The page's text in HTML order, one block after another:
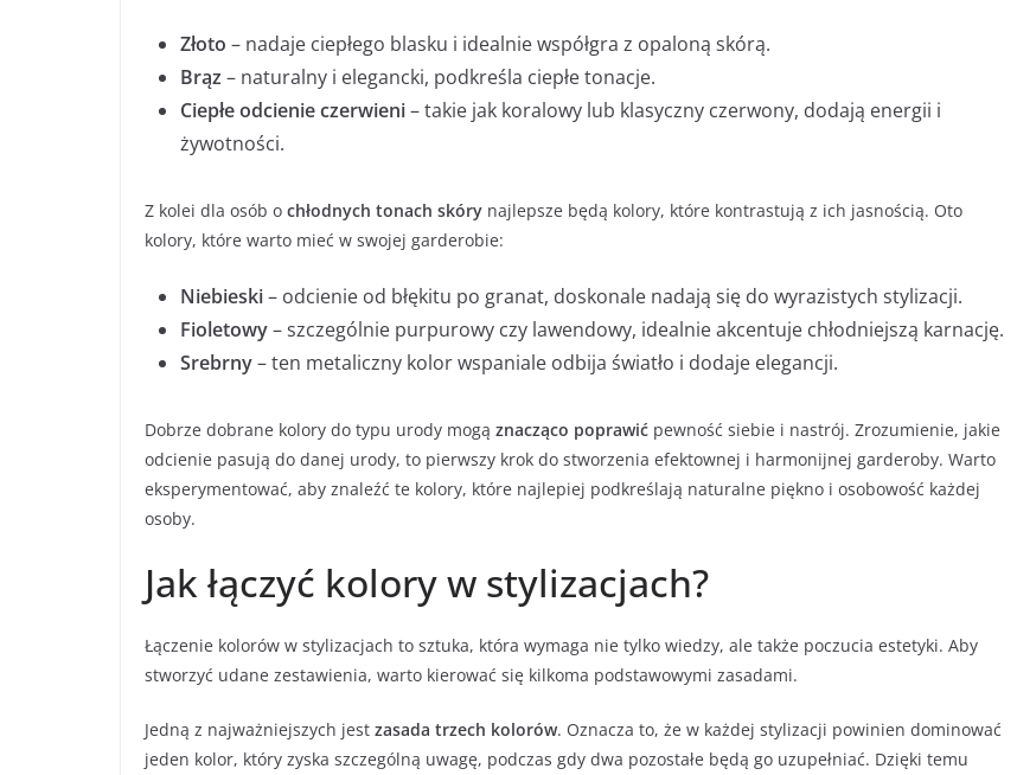
Złoto – nadaje ciepłego blasku i idealnie współgra z opaloną skórą.
Brąz – naturalny i elegancki, podkreśla ciepłe tonacje.
Ciepłe odcienie czerwieni– takie jak koralowy lub klasyczny czerwony, dodają energii i
żywotności.
Z kolei dla osób o chłodnych tonach skóry najlepsze będą kolory, które kontrastują z ich jasnością. Oto
kolory, które warto mieć w swojej garderobie:
Niebieski– odcienie od błękitu po granat, doskonale nadają się do wyrazistych stylizacji.
Fioletowy– szczególnie purpurowy czy lawendowy, idealnie akcentuje chłodniejszą karnację.
Srebrny– ten metaliczny kolor wspaniale odbija światło i dodaje elegancji.
Dobrze dobrane kolory do typu urody mogą znacząco poprawić pewność siebie i nastrój. Zrozumienie, jakie
odcienie pasują do danej urody, to pierwszy krok do stworzenia efektownej i harmonijnej garderoby. Warto
eksperymentować, aby znaleźć te kolory, które najlepiej podkreślają naturalne piękno i osobowość każdej
osoby.
Jak łączyć kolory w stylizacjach?
Łączenie kolorów w stylizacjach to sztuka, która wymaga nie tylko wiedzy, ale także poczucia estetyki. Aby
stworzyć udane zestawienia, warto kierować się kilkoma podstawowymi zasadami.
Jedną z najważniejszych jest zasada trzech kolorów. Oznacza to, że w każdej stylizacji powinien dominować
jeden kolor, który zyska szczególną uwagę, podczas gdy dwa pozostałe będą go uzupełniać. Dzięki temu